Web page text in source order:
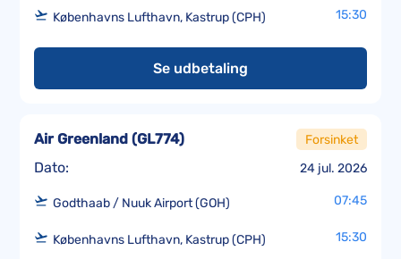
Københavns Lufthavn, Kastrup (CPH) 15:30
Se udbetaling
Dato: 24 jul. 2026
Air Greenland (GL774) Forsinket
Godthaab / Nuuk Airport (GOH) 07:45
Københavns Lufthavn, Kastrup (CPH) 15:30